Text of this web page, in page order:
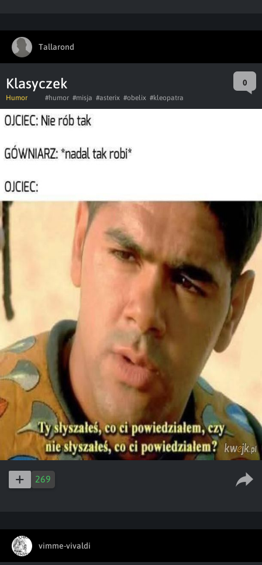
Tallarond
Klasyczek 0
Humor #humor #misja #asterix #obelix #kleopatra
269
vimme-vivaldi